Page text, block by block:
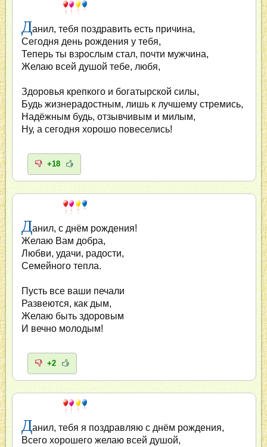
Данил, тебя поздравить есть причина,
Сегодня день рождения у тебя,
Теперь ты взрослым стал, почти мужчина,
Желаю всей душой тебе, любя,
Здоровья крепкого и богатырской силы,
Будь жизнерадостным, лишь к лучшему стремись,
Надёжным будь, отзывчивым и милым,
Ну, а сегодня хорошо повеселись!
+18
Данил, с днём рождения!
Желаю Вам добра,
Любви, удачи, радости,
Семейного тепла.
Пусть все ваши печали
Развеются, как дым,
Желаю быть здоровым
И вечно молодым!
+2
Данил, тебя я поздравляю с днём рождения,
Всего хорошего желаю всей душой,